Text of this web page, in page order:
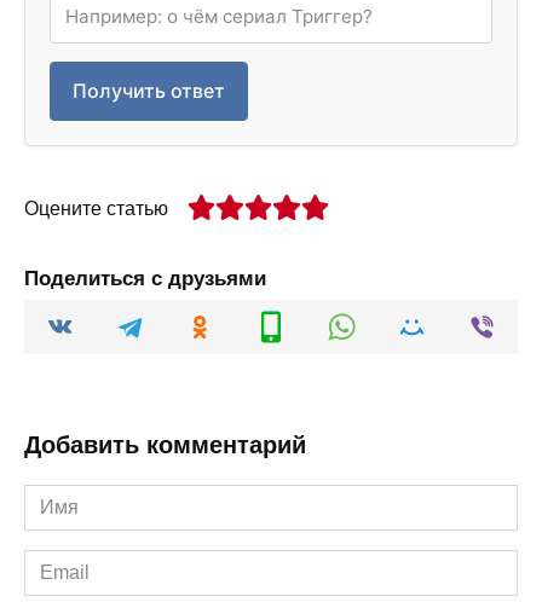
Получить ответ
Оцените статью
Поделиться с друзьями
Добавить комментарий
Имя
*
Email
*